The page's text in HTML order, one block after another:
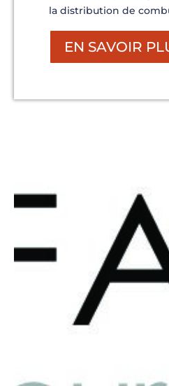
la distribution de
EN SAVOIR